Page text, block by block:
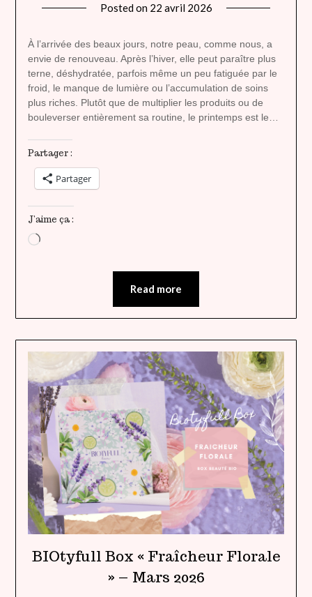
Posted on 22 avril 2026
heavenly
À l’arrivée des beaux jours, notre peau, comme nous, a
envie de renouveau. Après l’hiver, elle peut paraître plus
terne, déshydratée, parfois même un peu fatiguée par le
froid, le manque de lumière ou l’accumulation de soins
plus riches. Plutôt que de multiplier les produits ou de
bouleverser entièrement sa routine, le printemps est le…
Partager :
Partager
J’aime ça :
Chargement…
Read more
BIOtyfull Box « Fraîcheur Florale
» – Mars 2026